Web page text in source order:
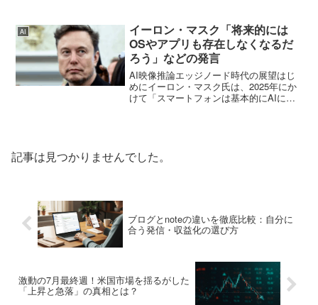
ChatGPTの基本から始まり、プロンプト
作成術、様...
AI
イーロン・マスク「将来的には
OSやアプリも存在しなくなるだ
ろう」などの発言
AI映像推論エッジノード時代の展望はじ
めにイーロン・マスク氏は、2025年にか
けて「スマートフォンは基本的にAIによ
記事は見つかりませんでした。
ブログとnoteの違いを徹底比較：自分に
合う発信・収益化の選び方
激動の7月最終週！米国市場を揺るがした
「上昇と急落」の真相とは？